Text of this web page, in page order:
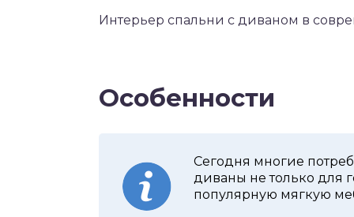
Интерьер спальни с диваном в
Особенности
Сегодня многие
диваны не только для
популярную мягкую